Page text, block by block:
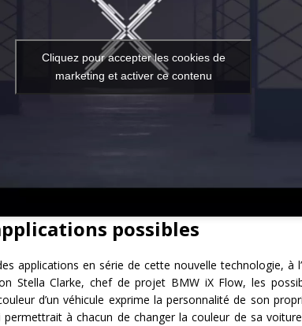
Cliquez pour accepter les cookies de
marketing et activer ce contenu
possibles
applications en série de cette nouvelle technologie, à
Stella Clarke, chef de projet BMW iX Flow, les
d’un véhicule exprime la personnalité de son
permettrait à chacun de changer la couleur de sa